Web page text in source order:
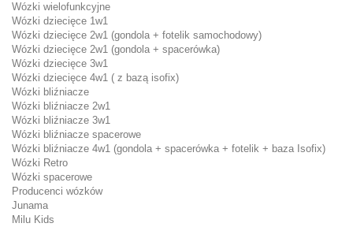
Wózki wielofunkcyjne
Wózki dziecięce 1w1
Wózki dziecięce 2w1 (gondola + fotelik samochodowy)
Wózki dziecięce 2w1 (gondola + spacerówka)
Wózki dziecięce 3w1
Wózki dziecięce 4w1 ( z bazą isofix)
Wózki bliźniacze
Wózki bliźniacze 2w1
Wózki bliźniacze 3w1
Wózki bliźniacze spacerowe
Wózki bliźniacze 4w1 (gondola + spacerówka + fotelik + baza Isofix)
Wózki Retro
Wózki spacerowe
Producenci wózków
Junama
Milu Kids